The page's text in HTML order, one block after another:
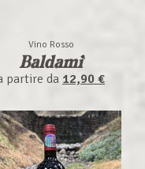
Vino Rosso
Baldamì
partire da 12,90 €